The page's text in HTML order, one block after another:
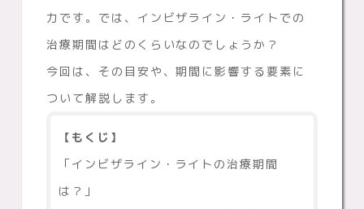
力です。では、インビザライン・ライトでの
治療期間はどのくらいなのでしょうか？
今回は、その目安や、期間に影響する要素に
ついて解説します。
【もくじ】
「インビザライン・ライトの治療期間
は？」